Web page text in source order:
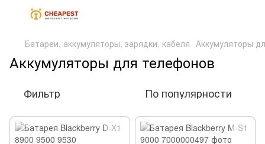
Батареи, аккумуляторы, зарядки, кабеля Аккумуляторы
Аккумуляторы для телефонов
Фильтр По популярности